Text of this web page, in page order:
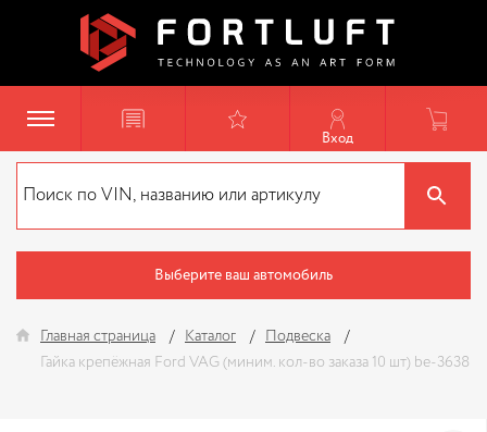
Вход
Выберите ваш автомобиль
Главная страница Каталог
Подвеска
Гайка крепёжная Ford VAG (миним. кол-во заказа 10 шт) be-3638